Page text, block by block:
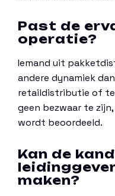
Past de
operatie?
Iemand uit
andere dynamiek
retaildistributie of
geen bezwaar te
wordt beoordeeld.
Kan de
maken?